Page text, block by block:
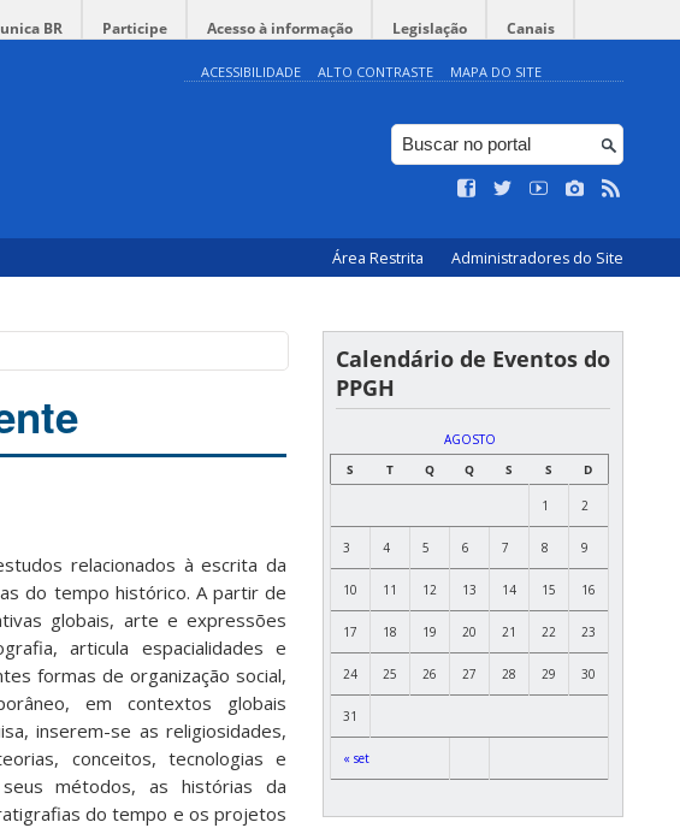
BR Participe Acesso à informação Legislação Canais
ACESSIBILIDADE ALTO CONTRASTE MAPA DO SITE
Área Restrita Administradores do Site
relacionados à escrita da
do tempo histórico. A partir de
globais, arte e expressões
articula espacialidades e
formas de organização social,
em contextos globais
inserem-se as religiosidades,
conceitos, tecnologias e
métodos, as histórias da
do tempo e os projetos
Calendário de Eventos do
PPGH
AGOSTO
S
T Q Q S S D
« set
1 2
3 4 5 6 7 8 9
10 11 12 13 14 15 16
17 18 19 20 21 22 23
24 25 26 27 28 29 30
31